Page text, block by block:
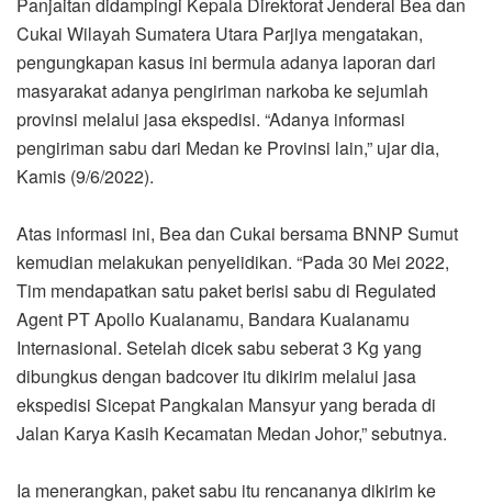
Cukai Wilayah Sumatera Utara Parjiya mengatakan,
pengungkapan kasus ini bermula adanya laporan dari
masyarakat adanya pengiriman narkoba ke sejumlah
provinsi melalui jasa ekspedisi. “Adanya informasi
pengiriman sabu dari Medan ke Provinsi lain,” ujar dia,
Kamis (9/6/2022).
Atas informasi ini, Bea dan Cukai bersama BNNP Sumut
kemudian melakukan penyelidikan. “Pada 30 Mei 2022,
Tim mendapatkan satu paket berisi sabu di Regulated
Agent PT Apollo Kualanamu, Bandara Kualanamu
Internasional. Setelah dicek sabu seberat 3 Kg yang
dibungkus dengan badcover itu dikirim melalui jasa
ekspedisi Sicepat Pangkalan Mansyur yang berada di
Jalan Karya Kasih Kecamatan Medan Johor,” sebutnya.
Ia menerangkan, paket sabu itu rencananya dikirim ke